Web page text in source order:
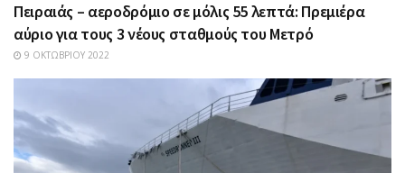
Πειραιάς – αεροδρόμιο σε μόλις 55 λεπτά: Πρεμιέρα
αύριο για τους 3 νέους σταθμούς του Μετρό
9 ΟΚΤΩΒΡΊΟΥ 2022